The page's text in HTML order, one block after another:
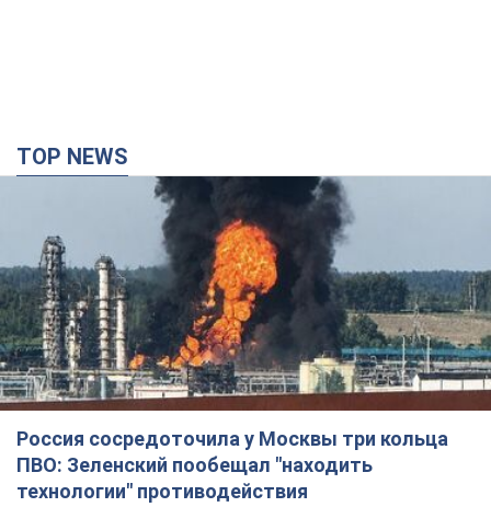
TOP NEWS
Россия сосредоточила у Москвы три кольца
ПВО: Зеленский пообещал "находить
технологии" противодействия